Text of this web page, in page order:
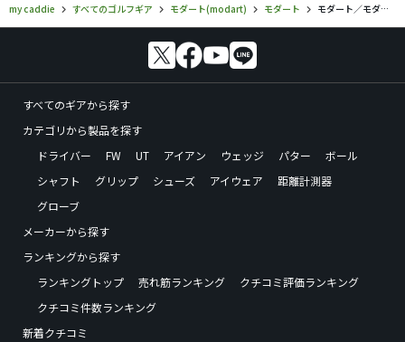
my caddie
すべてのゴルフギア モダート(modart) モダート モダート／モダート／ユーティリティの口コミ評価
すべてのギアから探す
カテゴリから製品を探す
ドライバー
FW UT アイアン ウェッジ パター
ボール
シャフト
グリップ シューズ アイウェア
距離計測器
グローブ
メーカーから探す
ランキングから探す
ランキングトップ
売れ筋ランキング
クチコミ評価ランキング
クチコミ件数ランキング
新着クチコミ